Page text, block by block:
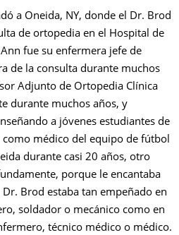
a Oneida, NY, donde el Dr. Brod
de ortopedia en el Hospital de
fue su enfermera jefe de
de la consulta durante muchos
Adjunto de Ortopedia Clínica
durante muchos años, y
a jóvenes estudiantes de
médico del equipo de fútbol
durante casi 20 años, otro
porque le encantaba
Brod estaba tan empeñado en
soldador o mecánico como en
técnico médico o médico.